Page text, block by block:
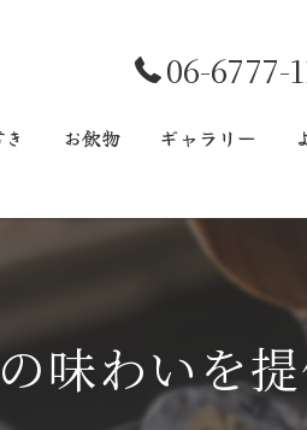
06-6777-
お飲物 ギャラリー
味わいを